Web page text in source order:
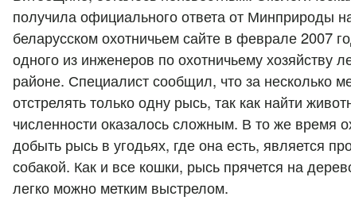
получила официального ответа от Минприроды
беларусском охотничьем сайте в феврале 2007
одного из инженеров по охотничьему хозяйству
районе. Специалист сообщил, что за несколько
отстрелять только одну рысь, так как найти
численности оказалось сложным. В то же время
добыть рысь в угодьях, где она есть, является
собакой. Как и все кошки, рысь прячется на
легко можно метким выстрелом.